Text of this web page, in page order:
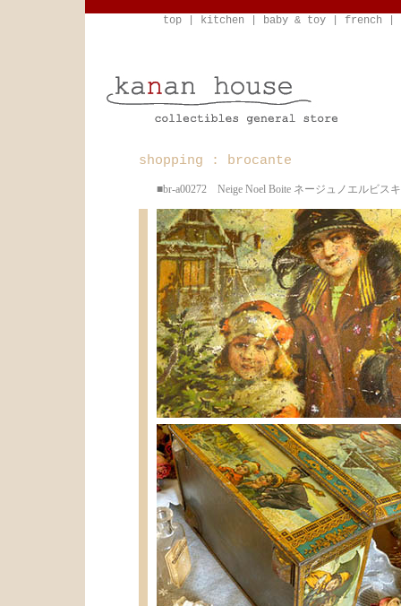
top kitchen baby & toy french
shopping : brocante
■br-a00272 Neige Noel Boite ネージュノエルビス